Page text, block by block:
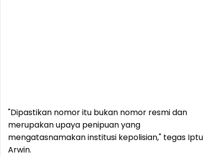
"Dipastikan nomor itu bukan nomor resmi dan
merupakan upaya penipuan yang
mengatasnamakan institusi kepolisian," tegas Iptu
Arwin.